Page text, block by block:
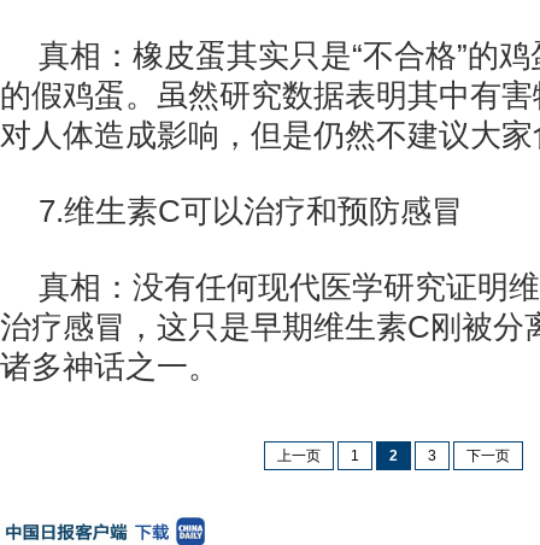
真相：橡皮蛋其实只是“不合格”的
的假鸡蛋。虽然研究数据表明其中有
对人体造成影响，但是仍然不建议大
7.维生素C可以治疗和预防感冒
真相：没有任何现代医学研究证明
治疗感冒，这只是早期维生素C刚被分
诸多神话之一。
上一页 1 2 3 下一页